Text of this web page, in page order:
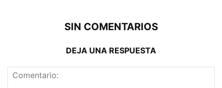
SIN COMENTARIOS
DEJA UNA RESPUESTA